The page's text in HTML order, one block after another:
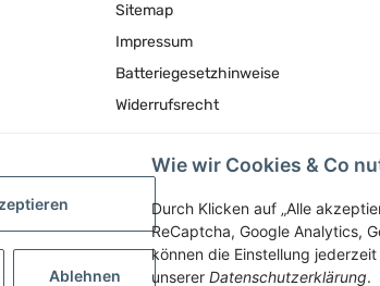
Ablehnen
Wie wir Cookies & Co
Durch Klicken auf „Alle
ReCaptcha, Google Analytics,
können die Einstellung
unserer Datenschutzerklärung.
Sitemap
Impressum
Batteriegesetzhinweise
Widerrufsrecht
* Alle Preise